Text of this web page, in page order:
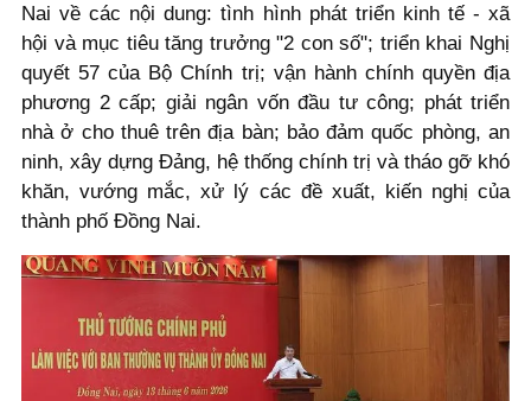
Nai về các nội dung: tình hình phát triển kinh tế - xã
hội và mục tiêu tăng trưởng "2 con số"; triển khai Nghị
quyết 57 của Bộ Chính trị; vận hành chính quyền địa
phương 2 cấp; giải ngân vốn đầu tư công; phát triển
nhà ở cho thuê trên địa bàn; bảo đảm quốc phòng, an
ninh, xây dựng Đảng, hệ thống chính trị và tháo gỡ khó
khăn, vướng mắc, xử lý các đề xuất, kiến nghị của
thành phố Đồng Nai.